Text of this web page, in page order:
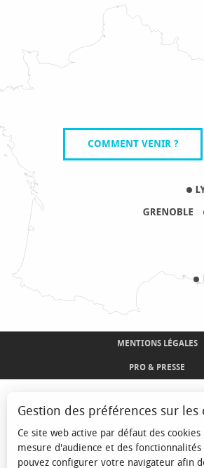
COMMENT VENIR ?
MENTIONS LÉGALES
PRO & PRESSE
Avec le concours de l'Union Européenne. L'Europe
Européen de Développement Régional. Co-financé par le
d'Azur et l'Etat, Commissariat Général des
Gestion des préférences sur les
Ce site web active par défaut des
mesure d'audience et des fonctionnalités
pouvez configurer votre navigateur afin